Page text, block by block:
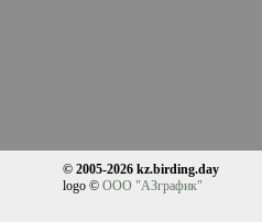
© 2005-2026 kz.birding.day
logo © ООО "АЗграфик"